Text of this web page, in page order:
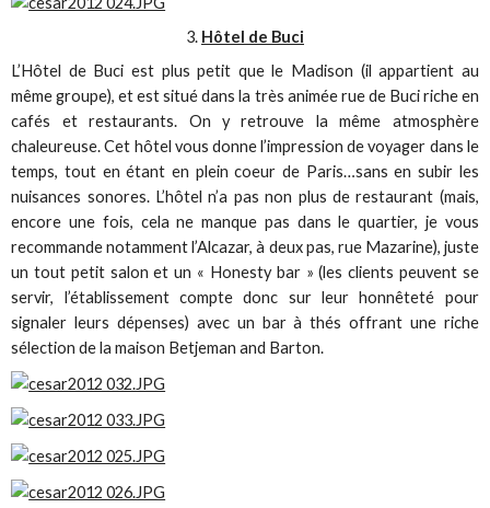
3. Hôtel de Buci
L’Hôtel de Buci est plus petit que le Madison (il appartient au
même groupe), et est situé dans la très animée rue de Buci riche en
cafés et restaurants. On y retrouve la même atmosphère
chaleureuse. Cet hôtel vous donne l’impression de voyager dans le
temps, tout en étant en plein coeur de Paris…sans en subir les
nuisances sonores. L’hôtel n’a pas non plus de restaurant (mais,
encore une fois, cela ne manque pas dans le quartier, je vous
recommande notamment l’Alcazar, à deux pas, rue Mazarine), juste
un tout petit salon et un « Honesty bar » (les clients peuvent se
servir, l’établissement compte donc sur leur honnêteté pour
signaler leurs dépenses) avec un bar à thés offrant une riche
sélection de la maison Betjeman and Barton.